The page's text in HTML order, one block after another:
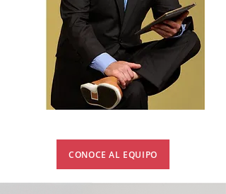
CONOCE AL EQUIPO